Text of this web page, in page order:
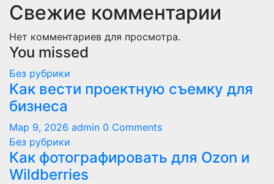
Свежие комментарии
Нет комментариев для просмотра.
You missed
Без рубрики
Как вести проектную съемку для
бизнеса
Мар 9, 2026 admin 0 Comments
Без рубрики
Как фотографировать для Ozon и
Wildberries